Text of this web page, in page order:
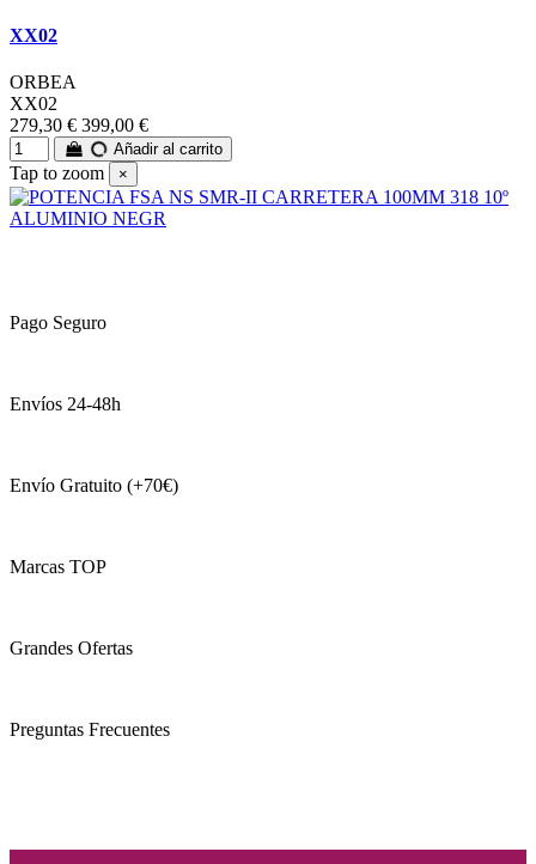
XX02
ORBEA
XX02
279,30 € 399,00 €
Añadir al carrito
Tap to zoom ×
Pago Seguro
Envíos 24-48h
Envío Gratuito (+70€)
Marcas TOP
Grandes Ofertas
Preguntas Frecuentes